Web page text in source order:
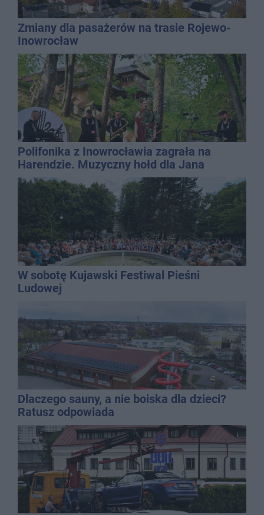
Zmiany dla pasażerów na trasie Rojewo-
Inowrocław
Polifonika z Inowrocławia zagrała na
Harendzie. Muzyczny hołd dla Jana
Kasprowicza
W sobotę Kujawski Festiwal Pieśni
Ludowej
Dlaczego sauny, a nie boiska dla dzieci?
Ratusz odpowiada